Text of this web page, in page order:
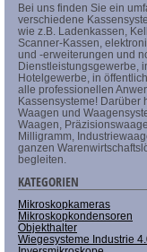
Bei uns finden Sie ein
verschiedene
wie z.B. Ladenkassen,
Scanner-Kassen,
und -erweiterungen und
Dienstleistungsgewerbe,
Hotelgewerbe, in
alle professionellen
Kassensysteme! Darüber
Waagen und
Waagen,
Milligramm,
ganzen
begleiten.
KATEGORIEN
Mikroskopkameras
Mikroskopkondensoren
Objekthalter
Wiegesysteme Industrie